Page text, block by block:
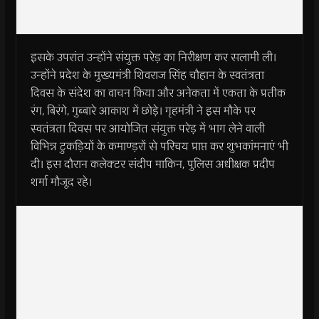
इसके उपरांत उन्होंने संयुक्त परेड़ का निरीक्षण कर सलामी ली।
उन्होंने प्रदेश के मुख्यमंत्री शिवराज सिंह चौहान के स्वतंत्रता
दिवस के संदेश का वाचन किया और अनेकता में एकता के प्रतीक
रंग, बिरंगे, गुब्बारे आकाश में छोड़े। गृहमंत्री ने इस मौके पर
स्वतंत्रता दिवस पर आयोजित संयुक्त परेड़ में भाग लेने वाली
विभिन्न टुकड़ियों के कमाण्ड़रों से परिचय प्राप्त कर शुभकांमनाएं भी
दी। इस दौरान कलेक्टर संदीप माकिन, पुलिस अधीक्षक प्रदीप
शर्मा मौजूद रहे।